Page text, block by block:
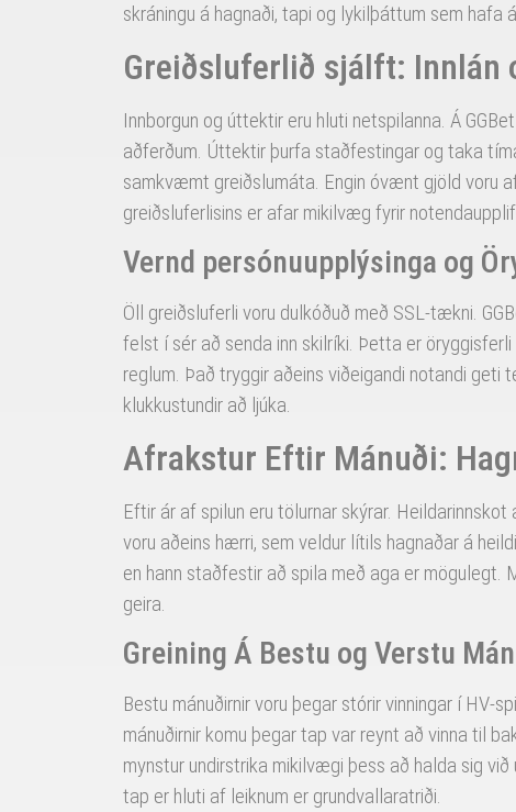
skráningu á hagnaði, tapi og lykilþáttum sem hafa
Greiðsluferlið sjálft: Innlán
Innborgun og úttektir eru hluti netspilanna. Á
aðferðum. Úttektir þurfa staðfestingar og taka
samkvæmt greiðslumáta. Engin óvænt gjöld voru
greiðsluferlisins er afar mikilvæg fyrir
Vernd persónuupplýsinga og
Öll greiðsluferli voru dulkóðuð með SSL-tækni.
felst í sér að senda inn skilríki. Þetta er
reglum. Það tryggir aðeins viðeigandi notandi
klukkustundir að ljúka.
Afrakstur Eftir Mánuði:
Eftir ár af spilun eru tölurnar skýrar.
voru aðeins hærri, sem veldur lítils hagnaðar á
en hann staðfestir að spila með aga er mögulegt.
geira.
Greining Á Bestu og Verstu
Bestu mánuðirnir voru þegar stórir vinningar í HV-
mánuðirnir komu þegar tap var reynt að vinna til
mynstur undirstrika mikilvægi þess að halda sig
tap er hluti af leiknum er grundvallaratriði.